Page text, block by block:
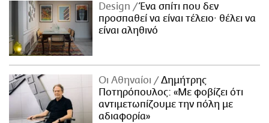
Design
Ένα σπίτι που δεν
προσπαθεί να είναι τέλειο· θέλει να
είναι αληθινό
Οι Αθηναίοι
Δημήτρης
Ποτηρόπουλος: «Με φοβίζει ότι
αντιμετωπίζουμε την πόλη με
αδιαφορία»